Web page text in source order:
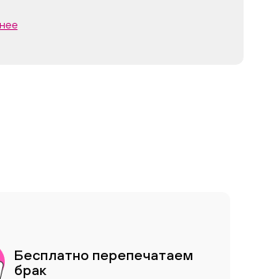
Бесплатно перепечатаем
брак